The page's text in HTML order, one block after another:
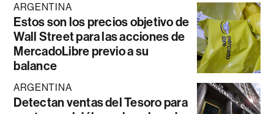
ARGENTINA
Estos son los precios objetivo de
Wall Street para las acciones de
MercadoLibre previo a su
balance
ARGENTINA
Detectan ventas del Tesoro para